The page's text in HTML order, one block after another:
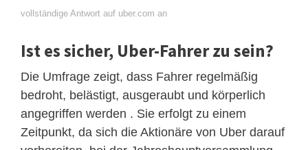
vollständige Antwort auf uber.com an
Ist es sicher, Uber-Fahrer zu sein?
Die Umfrage zeigt, dass Fahrer regelmäßig
bedroht, belästigt, ausgeraubt und körperlich
angegriffen werden . Sie erfolgt zu einem
Zeitpunkt, da sich die Aktionäre von Uber darauf